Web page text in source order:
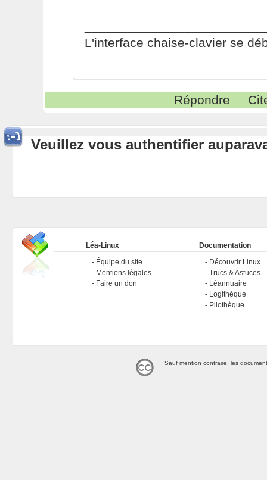
L'interface chaise-clavier se
Répondre
Veuillez vous authentifier
Léa-Linux
Équipe du site
Mentions légales
Faire un don
Documentation
Découvrir Linux
Trucs & Astuces
Léannuaire
Logithèque
Pilothèque
Sauf mention contraire, les